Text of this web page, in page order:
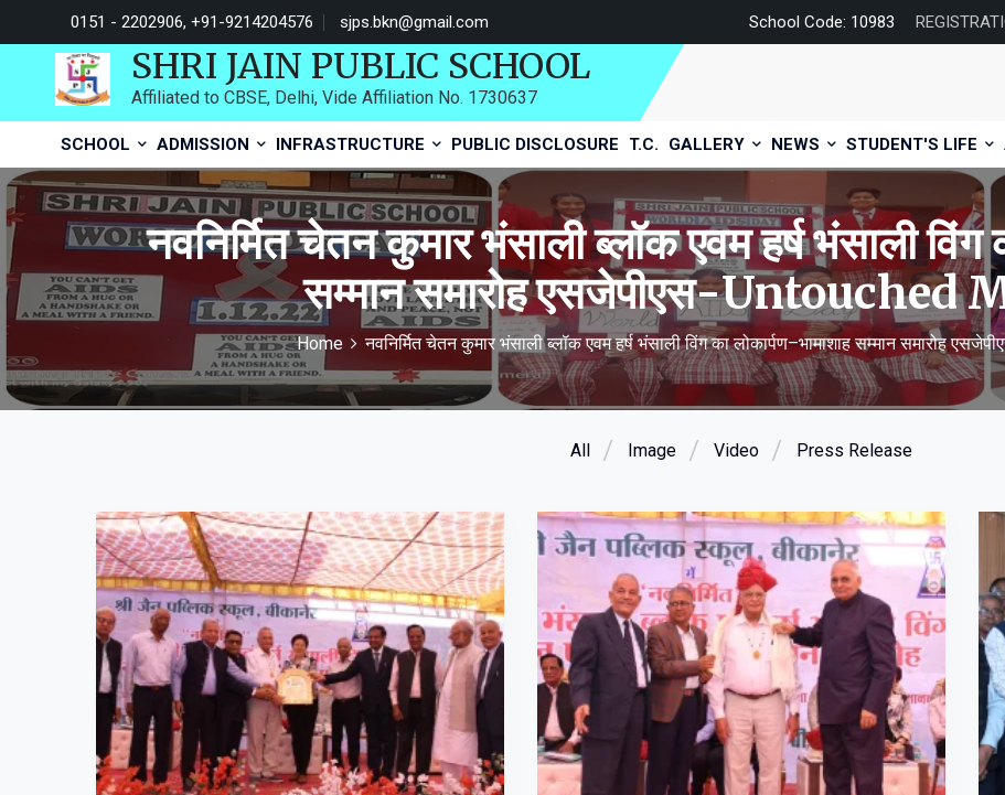
0151 - 2202906, +91-9214204576 sjps.bkn@gmail.com School Code: 10983
SHRI JAIN PUBLIC SCHOOL
Affiliated to CBSE, Delhi, Vide Affiliation No. 1730637
SCHOOL ADMISSION INFRASTRUCTURE PUBLIC DISCLOSURE T.C. GALLERY NEWS STUDENT'S LIFE
नवनिर्मित चेतन कुमार भंसाली ब्लॉक एवम हर्ष भंसाली विंग
सम्मान समारोह एसजेपीएस-Untouched
Home नवनिर्मित चेतन कुमार भंसाली ब्लॉक एवम हर्ष भंसाली विंग का लोकार्पण–भामाशाह सम्मान समारोह
All Image Video Press Release